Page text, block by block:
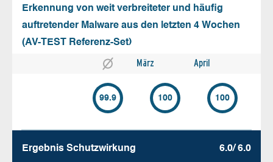
Erkennung von weit verbreiteter und häufig
auftretender Malware aus den letzten 4 Wochen
(AV-TEST Referenz-Set)
März April
99.9 100 100
Ergebnis Schutz­wirkung 6.0/ 6.0